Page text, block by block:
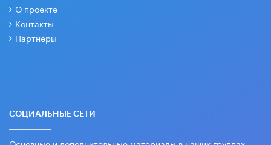
О проекте
Контакты
Партнеры
СОЦИАЛЬНЫЕ СЕТИ